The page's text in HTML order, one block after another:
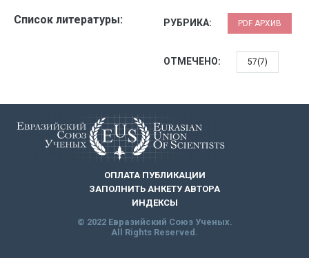
Список литературы: РУБРИКА: PDF АРХИВ
ОТМЕЧЕНО: 57(7)
ОПЛАТА ПУБЛИКАЦИИ
ЗАПОЛНИТЬ АНКЕТУ АВТОРА
ИНДЕКСЫ
© 2022 Евразийский Союз Ученых.
All Rights Reserved.